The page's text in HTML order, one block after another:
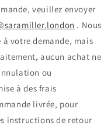
veuillez envoyer
. Nous
votre demande, mais
aucun achat ne
ou
à des frais
livrée, pour
instructions de retour